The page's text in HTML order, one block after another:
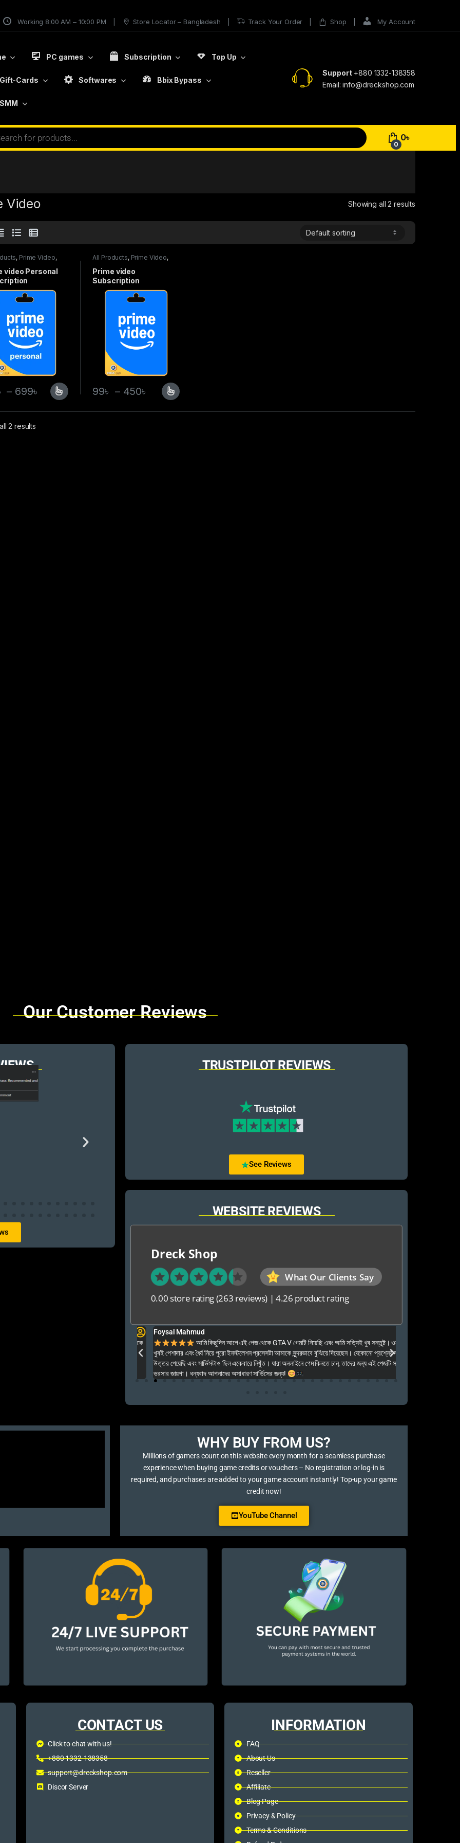
Working 8:00 AM – 10:00 PM Store Locator – Bangladesh Track Your Order Shop My Account
PC games Subscription Top Up
Gift-Cards Softwares Bbix Bypass
SMM
Support+880 1332-138358
Email: info@dreckshop.com
0
0৳
Video Showing all 2 results
, Prime Video,
video Personal
– 699৳
All Products, Prime Video,
Subscriptions
Prime video
Subscription
99৳ – 450৳
2 results
Our Customer Reviews
TRUSTPILOT REVIEWS
See Reviews
WEBSITE REVIEWS
Dreck Shop
What Our Clients Say
0.00 store rating(263 reviews) |4.26 product rating
Foysal Mahmud
আমি কিছুদিন আগে এই পেজ থেকে GTA V গেমটি নিয়েছি এবং আমি সত্যিই খুব সন্তুষ্ট। ওনারা
খুবই পেশাদার এবং ধৈর্য নিয়ে পুরো ইনস্টলেশন প্রসেসটা আমাকে সুন্দরভাবে বুঝিয়ে দিয়েছেন। যেকোনো প্রশ্নের দ্রুত
উত্তর পেয়েছি এবং সার্ভিসটাও ছিল একেবারে নিখুঁত। যারা অনলাইনে গেম কিনতে চান, তাদের জন্য এই পেজটি সত্যিই
ভরসার জায়গা। ধন্যবাদ আপনাদের অসাধারণ সার্ভিসের জন্য!
WHY BUY FROM US?​
Millions of gamers count on this website every month for a seamless purchase
experience when buying game credits or vouchers – No registration or log-in is
required, and purchases are added to your game account instantly! Top-up your game
credit now!
YouTube Channel
CONTACT US
Click to chat with us!
+880 1332-138358
support@dreckshop.com
Discor Server
INFORMATION
FAQ
About Us
Reseller
Affiliate
Blog Page
Privacy & Policy
Terms & Conditions